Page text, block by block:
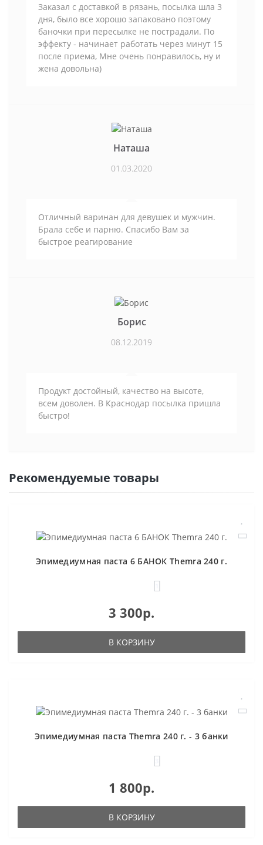
Заказал с доставкой в рязань, посылка шла 3
дня, было все хорошо запаковано поэтому
баночки при пересылке не пострадали. По
эффекту - начинает работать через минут 15
после приема, Мне очень понравилось, ну и
жена довольна)
Наташа
01.03.2020
Отличный варинан для девушек и мужчин.
Брала себе и парню. Спасибо Вам за
быстрое реагирование
Борис
08.12.2019
Продукт достойный, качество на высоте,
всем доволен. В Краснодар посылка пришла
быстро!
Рекомендуемые товары
Эпимедиумная паста 6 БАНОК Themra 240 г.
3 300р.
В КОРЗИНУ
Эпимедиумная паста Themra 240 г. - 3 банки
1 800р.
В КОРЗИНУ